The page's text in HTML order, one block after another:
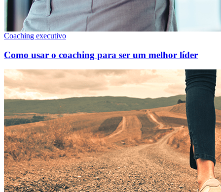
Coaching executivo
Como usar o coaching para ser um melhor líder